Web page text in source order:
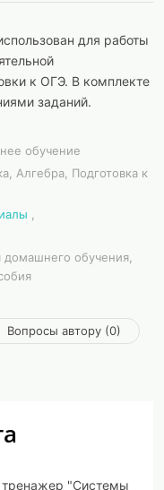
для работы
к ОГЭ. В комплекте
заданий.
обучение
Алгебра, Подготовка к
обучения,
Вопросы автору (0)
тренажер "Системы